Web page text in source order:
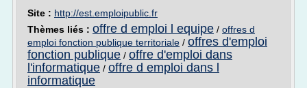
Site : http://est.emploipublic.fr
Thèmes liés : offre d emploi l equipe / offres d
emploi fonction publique territoriale / offres d'emploi
fonction publique / offre d'emploi dans
l'informatique / offre d emploi dans l
informatique